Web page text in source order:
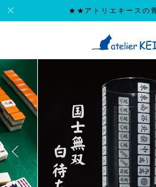
★★アトリエキースの